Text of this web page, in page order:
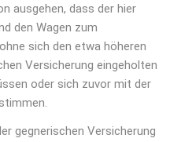
ausgehen, dass der hier
den Wagen zum
sich den etwa höheren
Versicherung eingeholten
oder sich zuvor mit der
gegnerischen Versicherung